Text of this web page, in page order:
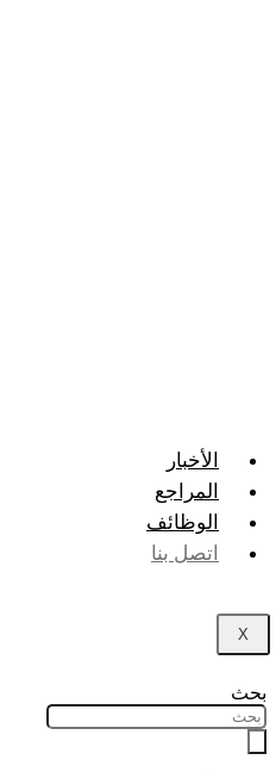
الأخبار
المراجع
الوظائف
اتصل بنا